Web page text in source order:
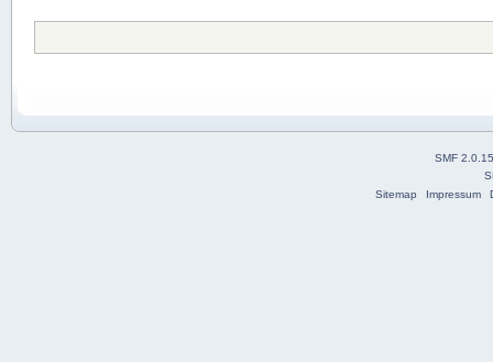
SMF 2.0.15
Sitemap
Impressum